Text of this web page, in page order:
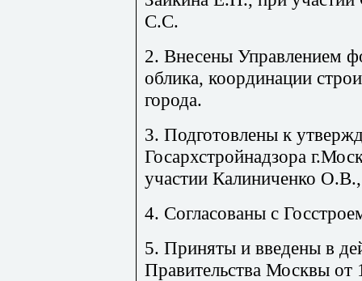
С.С.
2. Внесены Управлением
облика, координации
города.
3. Подготовлены к
Госархстройнадзора
участии Калиниченко
4. Согласованы с
5. Приняты и введены в
Правительства Москвы